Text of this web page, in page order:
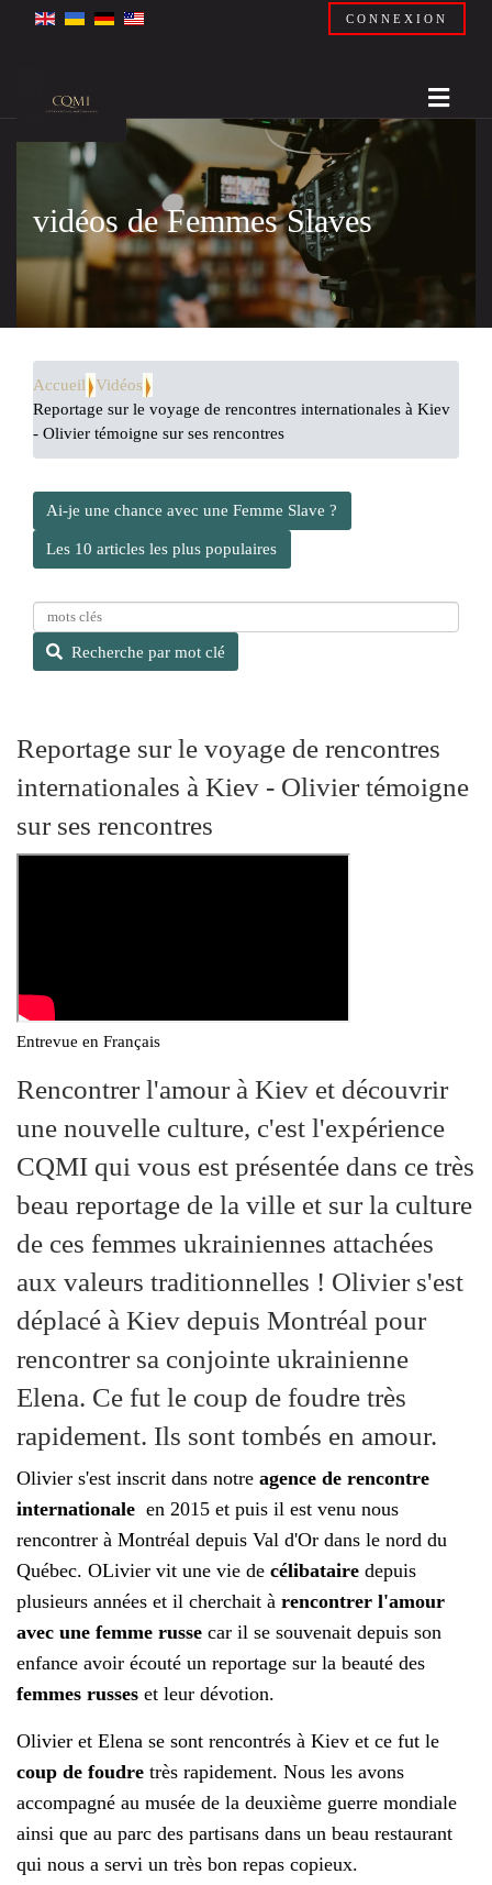
CONNEXION
vidéos de Femmes Slaves
Accueil Vidéos
Reportage sur le voyage de rencontres internationales à Kiev
- Olivier témoigne sur ses rencontres
Ai-je une chance avec une Femme Slave ?
Les 10 articles les plus populaires
e
c
h
p
a
l
é
Recherche par mot clé
Reportage sur le voyage de rencontres
internationales à Kiev - Olivier témoigne
sur ses rencontres
Entrevue en Français
Rencontrer l'amour à Kiev et découvrir
une nouvelle culture, c'est l'expérience
CQMI qui vous est présentée dans ce très
beau reportage de la ville et sur la culture
de ces femmes ukrainiennes attachées
aux valeurs traditionnelles ! Olivier s'est
déplacé à Kiev depuis Montréal pour
rencontrer sa conjointe ukrainienne
Elena. Ce fut le coup de foudre très
rapidement. Ils sont tombés en amour.
Olivier s'est inscrit dans notre agence de rencontre
internationale en 2015 et puis il est venu nous
rencontrer à Montréal depuis Val d'Or dans le nord du
Québec. OLivier vit une vie de célibataire depuis
plusieurs années et il cherchait à rencontrer l'amour
avec une femme russe car il se souvenait depuis son
enfance avoir écouté un reportage sur la beauté des
femmes russes et leur dévotion.
Olivier et Elena se sont rencontrés à Kiev et ce fut le
coup de foudre très rapidement. Nous les avons
accompagné au musée de la deuxième guerre mondiale
ainsi que au parc des partisans dans un beau restaurant
qui nous a servi un très bon repas copieux.